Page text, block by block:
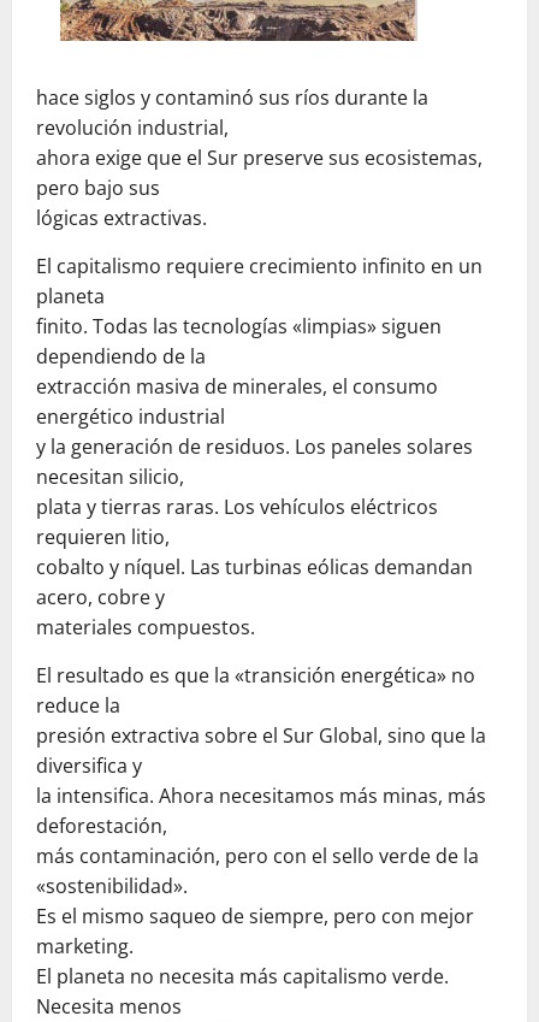
hace siglos y contaminó sus ríos durante la
revolución industrial,
ahora exige que el Sur preserve sus ecosistemas,
pero bajo sus
lógicas extractivas.
El capitalismo requiere crecimiento infinito en un
planeta
finito. Todas las tecnologías «limpias» siguen
dependiendo de la
extracción masiva de minerales, el consumo
energético industrial
y la generación de residuos. Los paneles solares
necesitan silicio,
plata y tierras raras. Los vehículos eléctricos
requieren litio,
cobalto y níquel. Las turbinas eólicas demandan
acero, cobre y
materiales compuestos.
El resultado es que la «transición energética» no
reduce la
presión extractiva sobre el Sur Global, sino que la
diversifica y
la intensifica. Ahora necesitamos más minas, más
deforestación,
más contaminación, pero con el sello verde de la
«sostenibilidad».
Es el mismo saqueo de siempre, pero con mejor
marketing.
El planeta no necesita más capitalismo verde.
Necesita menos